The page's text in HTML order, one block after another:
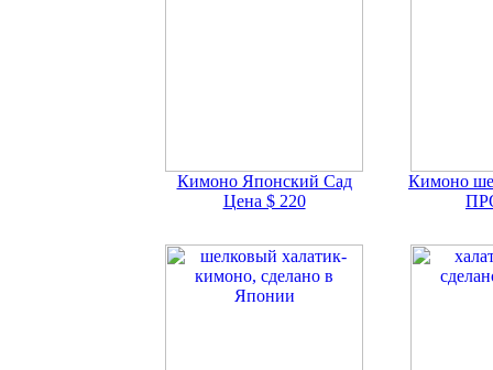
Кимоно Японский Сад
Цена $ 220
Кимоно